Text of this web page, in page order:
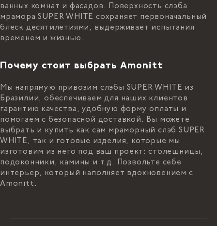
ванных комнат и фасадов. Поверхность слэба
мрамора SUPER WHITE сохраняет первоначальный
блеск десятилетиями, выдерживает испытания
временем и жизнью.
Почему стоит выбрать Amonitt
Мы напрямую привозим слэбы SUPER WHITE из
Бразилии, обеспечиваем для наших клиентов
гарантию качества, удобную форму оплаты и
помогаем с безопасной доставкой. Вы можете
выбрать и купить как сам мраморный слэб SUPER
WHITE, так и готовые изделия, которые мы
изготовим из него под ваш проект: столешницы,
подоконники, камины и т.д. Позвольте себе
интерьер, который наполняет вдохновением с
Amonitt.